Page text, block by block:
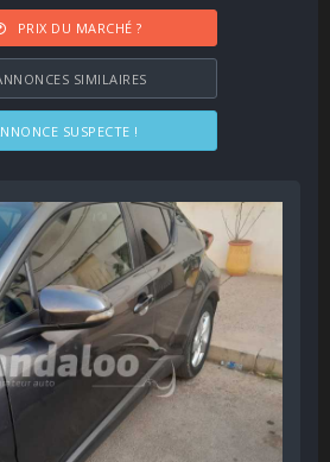
PRIX DU MARCHÉ ?
ANNONCES SIMILAIRES
ANNONCE SUSPECTE !